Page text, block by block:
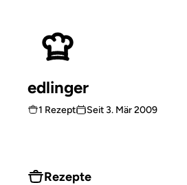
edlinger
1 Rezept Seit 3. Mär 2009
Rezepte